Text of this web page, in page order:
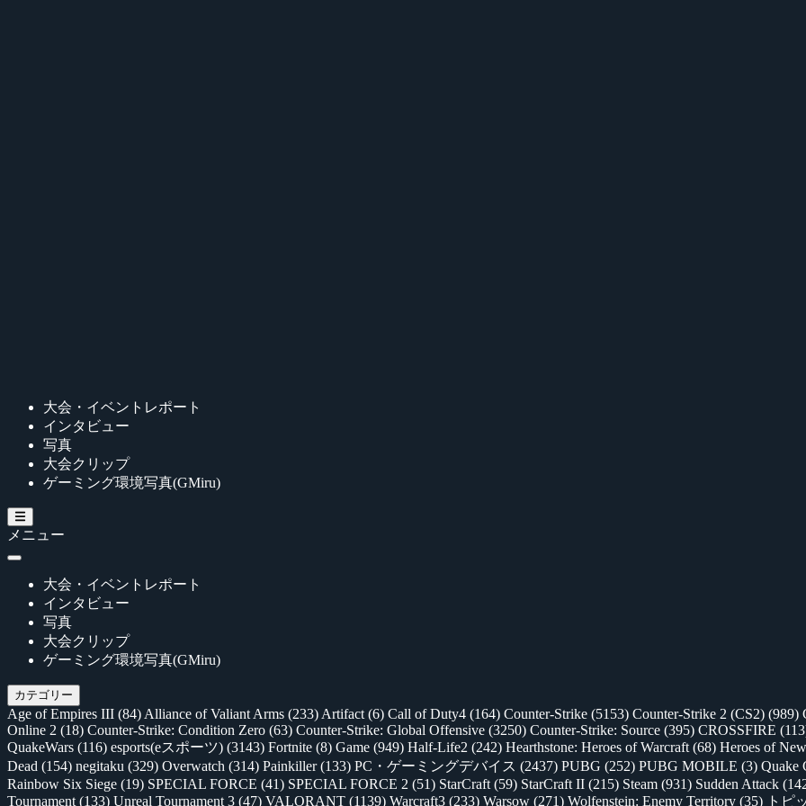
大会・イベントレポート
インタビュー
写真
大会クリップ
ゲーミング環境写真(GMiru)
メニュー
大会・イベントレポート
インタビュー
写真
大会クリップ
ゲーミング環境写真(GMiru)
カテゴリー
Age of Empires III (84) Alliance of Valiant Arms (233) Artifact (6) Call of Duty4 (164) Counter-Strike (5153) Counter-Strike 2 (CS2) (989)
Online 2 (18) Counter-Strike: Condition Zero (63) Counter-Strike: Global Offensive (3250) Counter-Strike: Source (395) CROSSFIRE
QuakeWars (116) esports(eスポーツ) (3143) Fortnite (8) Game (949) Half-Life2 (242) Hearthstone: Heroes of Warcraft (68) Heroes of
Dead (154) negitaku (329) Overwatch (314) Painkiller(133) PC・ゲーミングデバイス (2437) PUBG (252) PUBG MOBILE (3) Quake
Rainbow Six Siege (19) SPECIAL FORCE (41) SPECIAL FORCE 2 (51) StarCraft (59) StarCraft II (215) Steam (931) Sudden Attack
Tournament (133) Unreal Tournament 3 (47) VALORANT (1139) Warcraft3 (233) Warsow (271) Wolfenstein: Enemy Territory (35) トピ